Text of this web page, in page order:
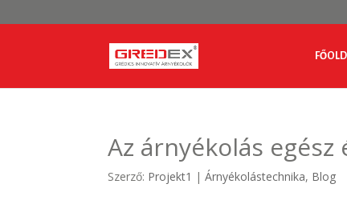
Az árnyékolás egész
Szerző: Projekt1 |Árnyékolástechnika, Blog